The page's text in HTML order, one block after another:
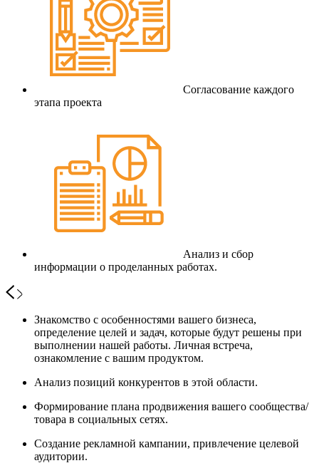
Согласование каждого
этапа проекта
Анализ и сбор
информации о проделанных работах.
Знакомство с особенностями вашего бизнеса,
определение целей и задач, которые будут решены при
выполнении нашей работы. Личная встреча,
ознакомление с вашим продуктом.
Анализ позиций конкурентов в этой области.
Формирование плана продвижения вашего сообщества/
товара в социальных сетях.
Создание рекламной кампании, привлечение целевой
аудитории.